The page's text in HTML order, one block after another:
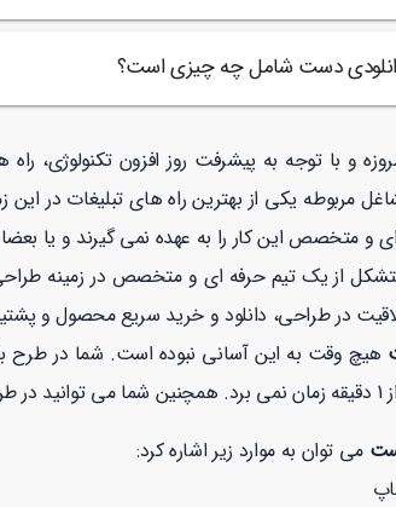
دست شامل چه چیزی است؟
و با توجه به پیشرفت روز افزون تکنولوژی،
مربوطه یکی از بهترین راه های تبلیغات در
ای و متخصص این کار را به عهده نمی گیرند و یا
از یک تیم حرفه ای و متخصص در زمینه
در طراحی، دانلود و خرید سریع محصول و
هیچ وقت به این آسانی نبوده است. شما در طرح
نماد
می توان به موارد زیر اشاره کرد: